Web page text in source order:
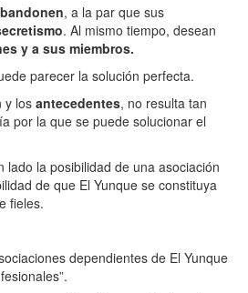
, a la par que sus
. Al mismo tiempo, desean
y a sus miembros.
parecer la solución perfecta.
y los antecedentes, no resulta tan
por la que se puede solucionar el
lado la posibilidad de una asociación
de que El Yunque se constituya
fieles.
dependientes de El Yunque